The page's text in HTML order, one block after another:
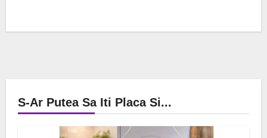
S-Ar Putea Sa Iti Placa Si...